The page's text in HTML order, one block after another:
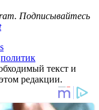
Подписывайтесь
политик
текст и
редакции.